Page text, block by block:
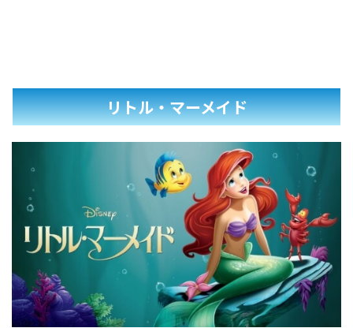
リトル・マーメイド